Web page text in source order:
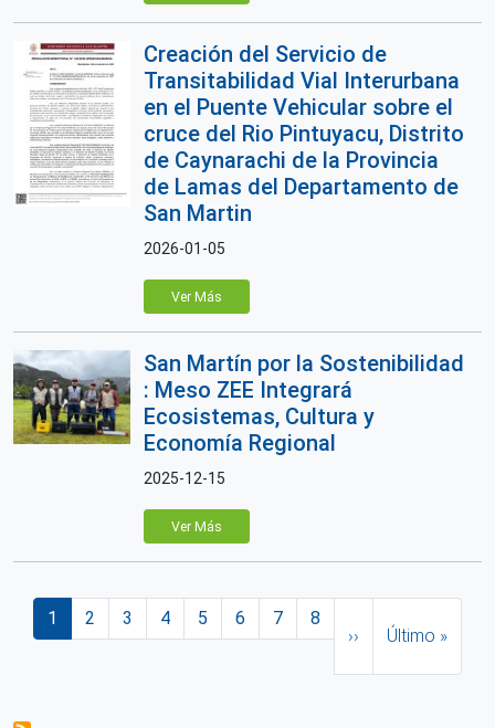
Creación del Servicio de
Transitabilidad Vial Interurbana
en el Puente Vehicular sobre el
cruce del Rio Pintuyacu, Distrito
de Caynarachi de la Provincia
de Lamas del Departamento de
San Martin
2026-01-05
Ver Más
San Martín por la Sostenibilidad
: Meso ZEE Integrará
Ecosistemas, Cultura y
Economía Regional
2025-12-15
Ver Más
Paginación
Página actual
1 Página
2 Página
3 Página
4 Página
5 Página
6 Página
7 Página
8
››
Último »